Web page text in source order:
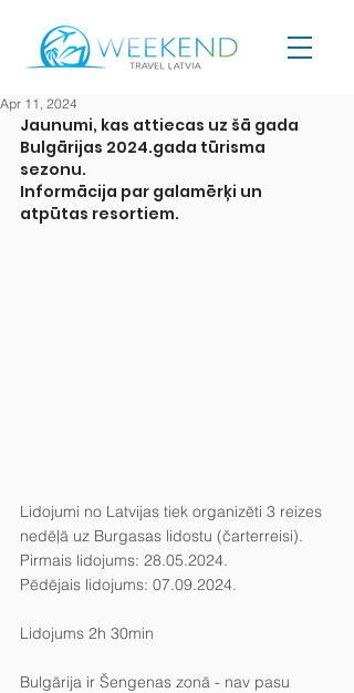
Apr 11, 2024
Jaunumi, kas attiecas uz šā gada
Bulgārijas 2024.gada tūrisma
sezonu.
Informācija par galamērķi un
atpūtas resortiem.
Lidojumi no Latvijas tiek organizēti 3 reizes
nedēļā uz Burgasas lidostu (čarterreisi).
Pirmais lidojums: 28.05.2024.
Pēdējais lidojums: 07.09.2024.
Lidojums 2h 30min
Bulgārija ir Šengenas zonā - nav pasu